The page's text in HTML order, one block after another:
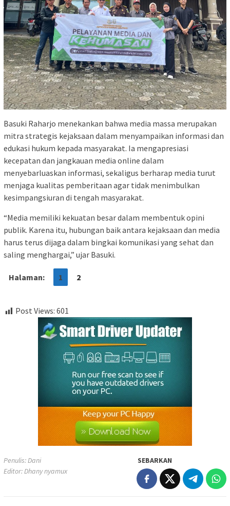
Basuki Raharjo menekankan bahwa media massa merupakan
mitra strategis kejaksaan dalam menyampaikan informasi dan
edukasi hukum kepada masyarakat. Ia mengapresiasi
kecepatan dan jangkauan media online dalam
menyebarluaskan informasi, sekaligus berharap media turut
menjaga kualitas pemberitaan agar tidak menimbulkan
kesimpangsiuran di tengah masyarakat.
“Media memiliki kekuatan besar dalam membentuk opini
publik. Karena itu, hubungan baik antara kejaksaan dan media
harus terus dijaga dalam bingkai komunikasi yang sehat dan
saling menghargai,” ujar Basuki.
Halaman: 1 2
Post Views: 601
Penulis: Dani
Editor: Dhany nyamux
SEBARKAN